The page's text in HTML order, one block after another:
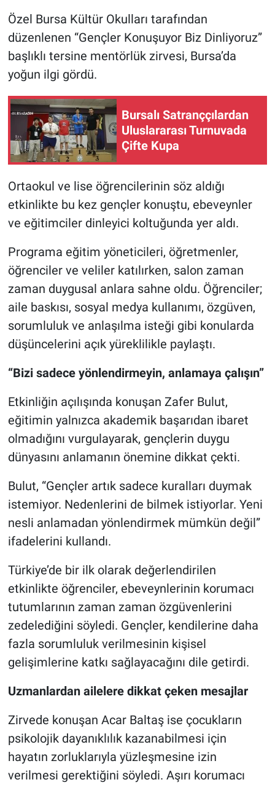
Özel Bursa Kültür Okulları tarafından
düzenlenen “Gençler Konuşuyor Biz Dinliyoruz”
başlıklı tersine mentörlük zirvesi, Bursa’da
yoğun ilgi gördü.
Bursalı Satranççılardan
Uluslararası Turnuvada
Çifte Kupa
Ortaokul ve lise öğrencilerinin söz aldığı
etkinlikte bu kez gençler konuştu, ebeveynler
ve eğitimciler dinleyici koltuğunda yer aldı.
Programa eğitim yöneticileri, öğretmenler,
öğrenciler ve veliler katılırken, salon zaman
zaman duygusal anlara sahne oldu. Öğrenciler;
aile baskısı, sosyal medya kullanımı, özgüven,
sorumluluk ve anlaşılma isteği gibi konularda
düşüncelerini açık yüreklilikle paylaştı.
“Bizi sadece yönlendirmeyin, anlamaya çalışın”
Etkinliğin açılışında konuşan Zafer Bulut,
eğitimin yalnızca akademik başarıdan ibaret
olmadığını vurgulayarak, gençlerin duygu
dünyasını anlamanın önemine dikkat çekti.
Bulut, “Gençler artık sadece kuralları duymak
istemiyor. Nedenlerini de bilmek istiyorlar. Yeni
nesli anlamadan yönlendirmek mümkün değil”
ifadelerini kullandı.
Türkiye’de bir ilk olarak değerlendirilen
etkinlikte öğrenciler, ebeveynlerinin korumacı
tutumlarının zaman zaman özgüvenlerini
zedelediğini söyledi. Gençler, kendilerine daha
fazla sorumluluk verilmesinin kişisel
gelişimlerine katkı sağlayacağını dile getirdi.
Uzmanlardan ailelere dikkat çeken mesajlar
Zirvede konuşan Acar Baltaş ise çocukların
psikolojik dayanıklılık kazanabilmesi için
hayatın zorluklarıyla yüzleşmesine izin
verilmesi gerektiğini söyledi. Aşırı korumacı
Magazin
Siyaset
Yaşam
Spor
Nöbetçi Eczaneler